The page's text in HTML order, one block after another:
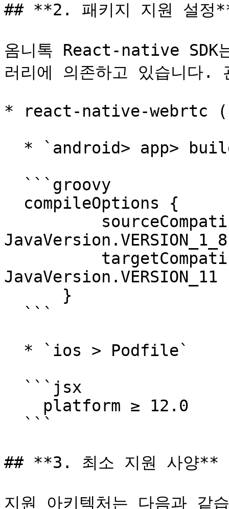
## **2. 패키지 지원 설정
옴니톡 React-native
러리에 의존하고 있습니다.
* react-native-webrtc
JavaVersion.VERSION_1_8
JavaVersion.VERSION_11
## **3. 최소 지원 사양**
지원 아키텍처는 다음과 같